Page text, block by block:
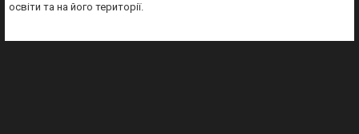
освіти та на його території.